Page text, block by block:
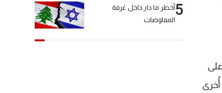
5أخطر ما دار داخل غرفة
المفاوضات